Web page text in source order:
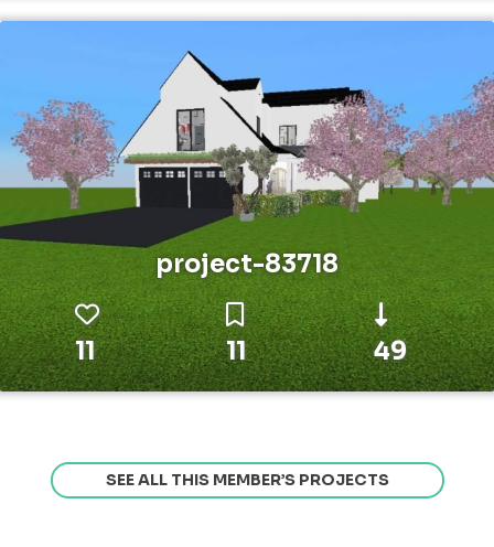
project-83718
11 11 49
SEE ALL THIS MEMBER’S PROJECTS